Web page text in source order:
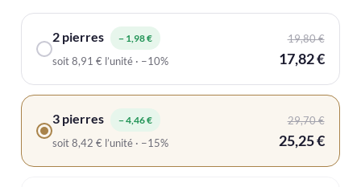
2 pierres − 1,98 €
soit 8,91 € l’unité · −10%
19,80 €
17,82 €
3 pierres − 4,46 €
soit 8,42 € l’unité · −15%
29,70 €
25,25 €